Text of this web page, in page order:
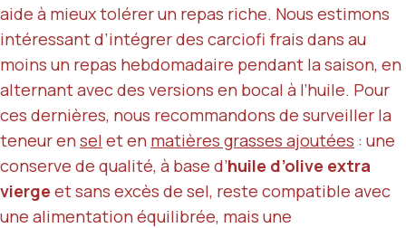
aide à mieux tolérer un repas riche. Nous estimons
intéressant d’intégrer des carciofi frais dans au
moins un repas hebdomadaire pendant la saison, en
alternant avec des versions en bocal à l’huile. Pour
ces dernières, nous recommandons de surveiller la
teneur en sel et en matières grasses ajoutées : une
conserve de qualité, à base d’huile d’olive extra
vierge et sans excès de sel, reste compatible avec
une alimentation équilibrée, mais une